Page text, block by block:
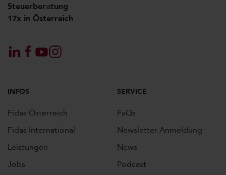
Steuerberatung
17x in Österreich
INFOS
Fidas Österreich
Fidas International
Leistungen
Jobs
SERVICE
FaQs
Newsletter Anmeldung
News
Podcast